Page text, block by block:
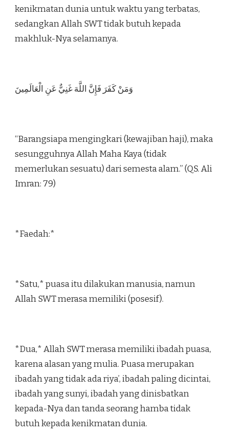
kenikmatan dunia untuk waktu yang terbatas,
sedangkan Allah SWT tidak butuh kepada
makhluk-Nya selamanya.
وَمَنْ كَفَرَ فَإِنَّ اللَّهَ غَنِيٌّ عَنِ الْعَالَمِينَ
“Barangsiapa mengingkari (kewajiban haji), maka
sesungguhnya Allah Maha Kaya (tidak
memerlukan sesuatu) dari semesta alam.” (QS. Ali
Imran: 79)
*Faedah:*
*Satu,* puasa itu dilakukan manusia, namun
Allah SWT merasa memiliki (posesif).
*Dua,* Allah SWT merasa memiliki ibadah puasa,
karena alasan yang mulia. Puasa merupakan
ibadah yang tidak ada riya’, ibadah paling dicintai,
ibadah yang sunyi, ibadah yang dinisbatkan
kepada-Nya dan tanda seorang hamba tidak
butuh kepada kenikmatan dunia.